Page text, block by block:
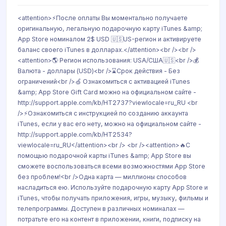
<attention>⚡После оплаты Вы моментально получаете
оригинальную, легальную подарочную карту iTunes &amp;
App Store номиналом 2$ USD 🇺🇸US-регион и активируете
баланс своего iTunes в долларах.</attention><br /><br />
<attention>🌎 Регион использования: USA/США🇺🇸<br />💰
Валюта - доллары (USD)<br />⌛Срок действия - Без
ограничений<br />🍏 Ознакомиться с активацией iTunes
&amp; App Store Gift Card можно на официальном сайте -
http://support.apple.com/kb/HT2737?viewlocale=ru_RU <br
/>⚡Ознакомиться с инструкцией по созданию аккаунта
iTunes, если у вас его нету, можно на официальном сайте -
http://support.apple.com/kb/HT2534?
viewlocale=ru_RU</attention><br /> <br /><attention>🔥С
помощью подарочной карты iTunes &amp; App Store вы
сможете воспользоваться всеми возможностями App Store
без проблем!<br />Одна карта — миллионы способов
насладиться ею. Используйте подарочную карту App Store и
iTunes, чтобы получать приложения, игры, музыку, фильмы и
телепрограммы. Доступен в различных номиналах —
потратьте его на контент в приложении, книги, подписку на